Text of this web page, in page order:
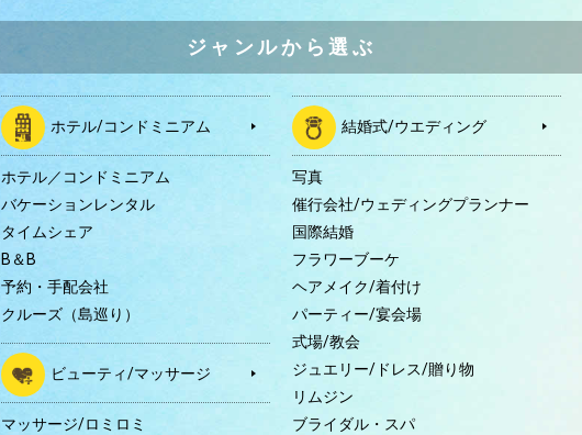
ジャンルから選ぶ
ホテル/コンドミニアム
ホテル／コンドミニアム
バケーションレンタル
タイムシェア
B＆B
予約・手配会社
クルーズ（島巡り）
ビューティ/マッサージ
マッサージ/ロミロミ
結婚式/ウエディング
写真
催行会社/ウェディングプランナー
国際結婚
フラワーブーケ
ヘアメイク/着付け
パーティー/宴会場
式場/教会
ジュエリー/ドレス/贈り物
リムジン
ブライダル・スパ